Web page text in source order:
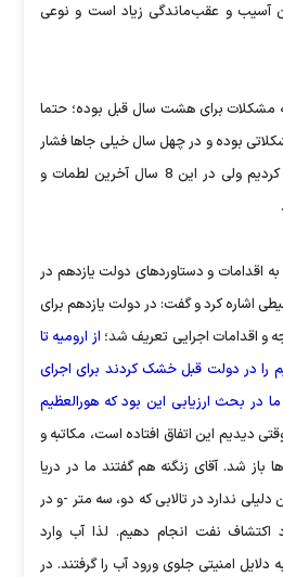
آسیب و عقب‌ماندگی زیاد است و نوعی
مشکلات برای هشت سال قبل بوده؛ حتما
بوده و در چهل سال خیلی جاها فشار
بیش از حد به طبیعت وارد کردیم ولی در این 8 سال آخرین لطمات و
اقدامات و دستاوردهای دولت یازدهم در
اشاره کرد و گفت: در دولت یازدهم برای
و اقدامات اجرایی تعریف شد؛ از ارومیه تا
را در دولت قبل خشک کردند برای اجرای
در بحث ارزیابی این بود که هور‌العظیم
دیدیم این اتفاق افتاده است، مکاتبه و
باز شد. آقای زنگنه هم گفتند ما در دریا
ندارد در تالابی که دو، سه متر -و در
نفت انجام دهیم. لذا آب وارد
امنیتی جلوی ورود آب را گرفتند. در